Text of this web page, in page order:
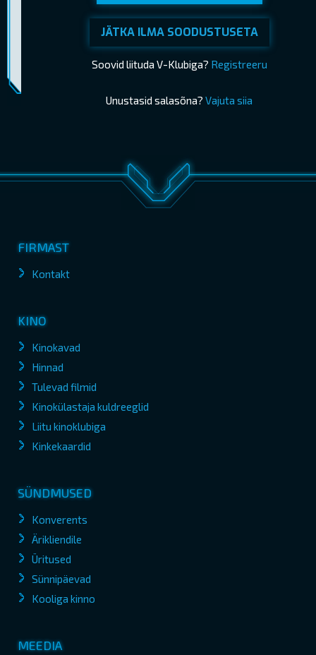
JÄTKA ILMA SOODUSTUSETA
Soovid liituda V-Klubiga? Registreeru
Unustasid salasõna? Vajuta siia
Piletimüük lõppes 09.07.2026 21:40 OSTA PILETID
FIRMAST
Kontakt
KINO
Kinokavad
Hinnad
Tulevad filmid
Kinokülastaja kuldreeglid
Liitu kinoklubiga
Kinkekaardid
SÜNDMUSED
Konverents
Ärikliendile
Üritused
Sünnipäevad
Kooliga kinno
MEEDIA